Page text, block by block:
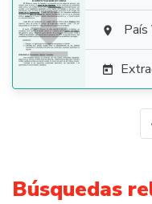
  País

Búsquedas